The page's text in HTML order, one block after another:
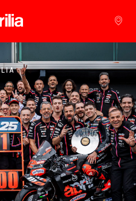
στο κυρίως περιεχόμενο